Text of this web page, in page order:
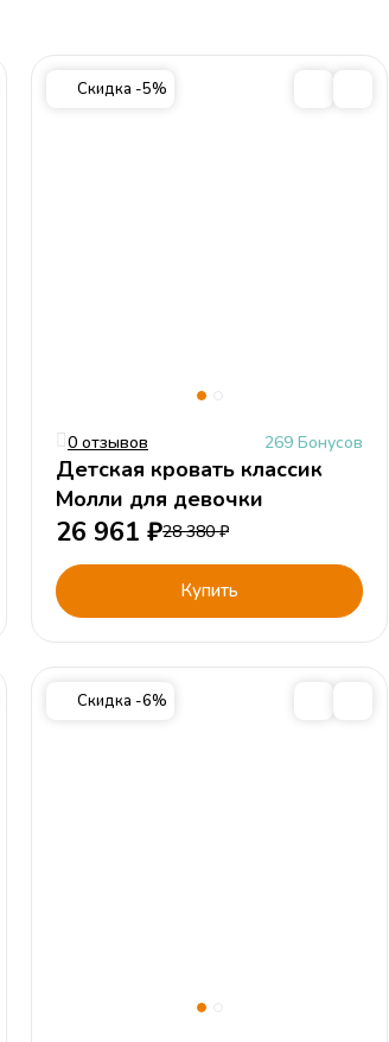
Скидка -5%
0 отзывов 269 Бонусов
Детская кровать классик
Молли для девочки
26 961 ₽28 380₽
Купить
Скидка -6%